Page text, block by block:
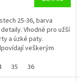
25-36, barva
Vhodné pro užší
a úzké paty.
veškerým
35 36